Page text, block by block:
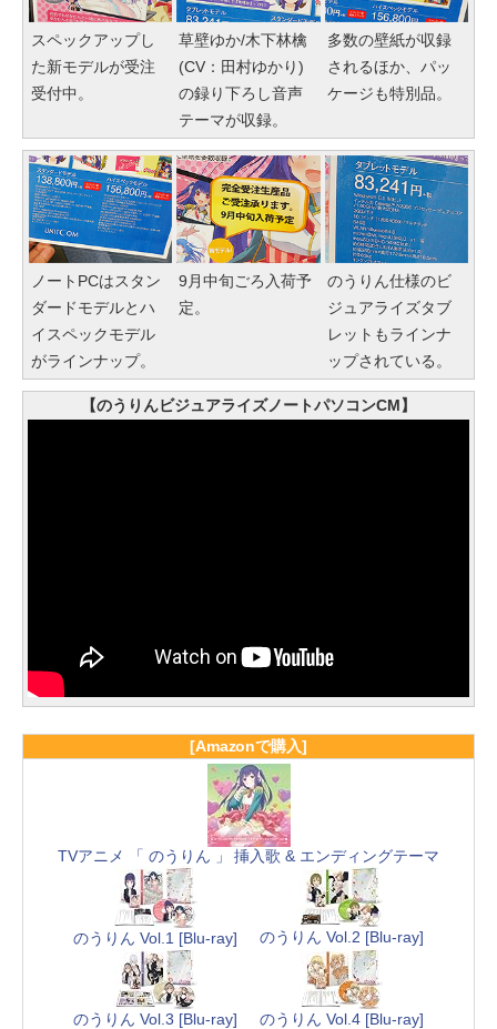
スペックアップし
た新モデルが受注
受付中。
草壁ゆか/木下林檎
(CV：田村ゆかり)
の録り下ろし音声
テーマが収録。
多数の壁紙が収録
されるほか、パッ
ケージも特別品。
ノートPCはスタン
ダードモデルとハ
イスペックモデル
がラインナップ。
9月中旬ごろ入荷予
定。
のうりん仕様のビ
ジュアライズタブ
レットもラインナ
ップされている。
【のうりんビジュアライズノートパソコンCM】
[Amazonで購入]
TVアニメ 「 のうりん 」 挿入歌 & エンディングテーマ
のうりん Vol.1 [Blu-ray] のうりん Vol.2 [Blu-ray]
のうりん Vol.3 [Blu-ray] のうりん Vol.4 [Blu-ray]